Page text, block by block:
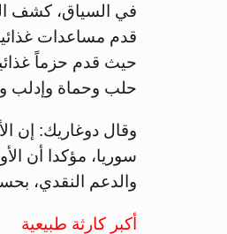
في السياق، كشف
حلب وحماة وإدلب
وقال دوغاريك: إن
سوريا، مؤكدا أن
والدعم النقدي،
أكبر كارثة طبيعية